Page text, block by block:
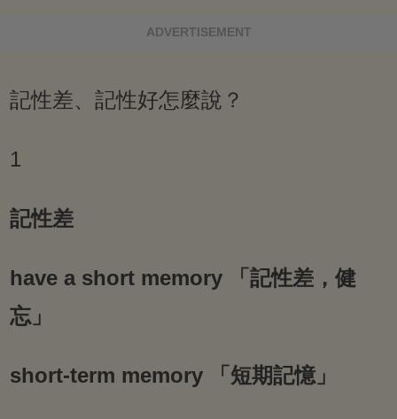
ADVERTISEMENT
記性差、記性好怎麼說？
1
記性差
have a short memory 「記性差，健
忘」
short-term memory 「短期記憶」